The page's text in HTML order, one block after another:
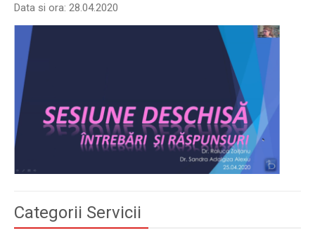
Data si ora: 28.04.2020
Categorii Servicii